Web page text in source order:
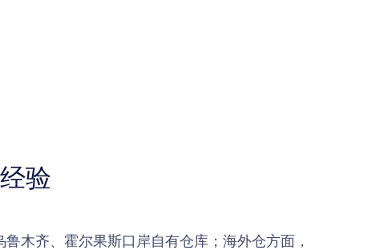
验
木齐、霍尔果斯口岸自有仓库；海外仓方面，